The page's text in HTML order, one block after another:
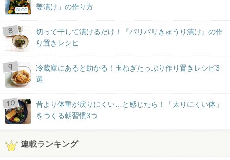
BLOG
姜漬け」の作り方
切って干して漬けるだけ！『パリパリきゅうり漬け』の作
り置きレシピ
冷蔵庫にあると助かる！玉ねぎたっぷり作り置きレシピ3
選
昔より体重が戻りにくい…と感じたら！「太りにくい体」
をつくる朝習慣3つ
連載ランキング